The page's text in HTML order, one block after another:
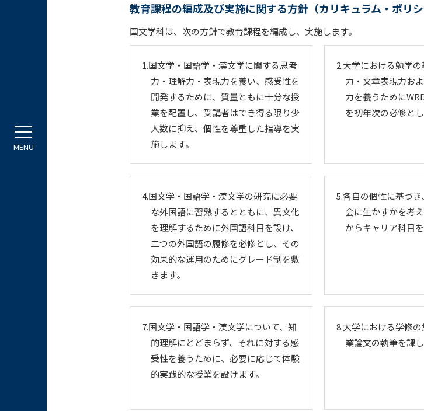
教育課程の編成及び実施に関する方針（カリキュラム・ポリシ
国文学科は、次の方針で教育課程を編成し、実施します。
1.国文学・国語学・漢文学に関する思考
力・理解力・表現力を養い、感受性を
開発するために、質量ともに十分な授
業を配置し、受講者はでき得る限り少
人数に抑え、個性を尊重した指導を実
施します。
2.大学における勉学
力・文章表現力お
力を養うために
を初年次の必修とし
4.国文学・国語学・漢文学の研究に必要
な外国語に習熟するとともに、異文化
を理解するために外国語科目を設け、
二つの外国語の履修を必修とし、その
効果的な運用のためにグレード制を敷
きます。
5.各自の個性に基づ
会に生かすかを考
からキャリア科目を
7.国文学・国語学・漢文学について、知
的理解にとどまらず、それに対する感
受性を養うために、必要に応じて体験
的実践的な授業を設けます。
8.大学における学修
業論文の執筆を課し